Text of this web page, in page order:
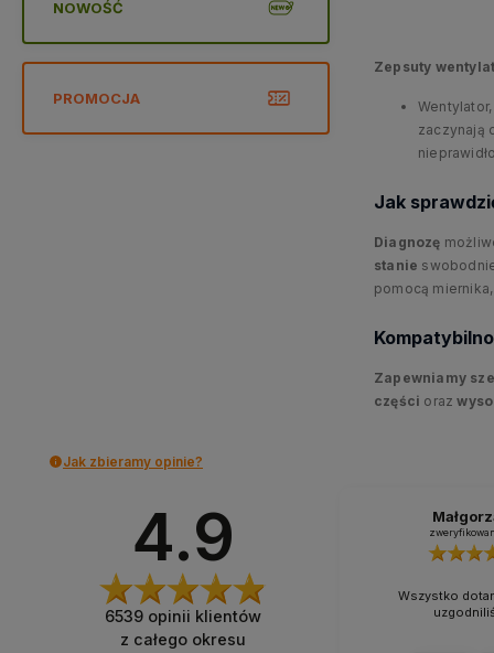
NOWOŚĆ
PROMOCJA
Zepsuty
zaczynają
Jak
Diagnozę
stanie
pomocą
Zapewniamy
części oraz
Jak zbieramy opinie?
4.9
6539 opinii klientów
z całego okresu
Wszystko